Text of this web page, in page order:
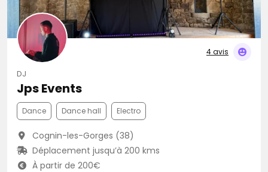
4 avis
DJ
Jps Events
Dance Dance hall Electro
Cognin-les-Gorges (38)
Déplacement jusqu’à 200 kms
À partir de 200€